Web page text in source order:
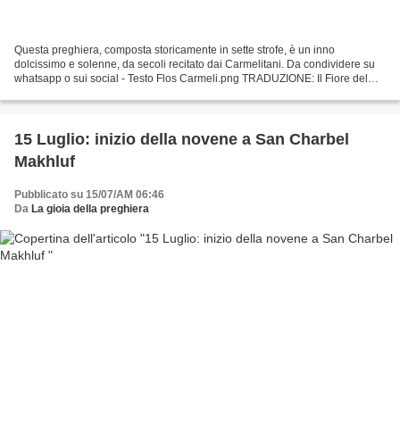
Questa preghiera, composta storicamente in sette strofe, è un inno
dolcissimo e solenne, da secoli recitato dai Carmelitani. Da condividere su
whatsapp o sui social - Testo Flos Carmeli.png TRADUZIONE: Il Fiore del
15 Luglio: inizio della novene a San Charbel
Makhluf
Pubblicato su 15/07/AM 06:46
Da La gioia della preghiera